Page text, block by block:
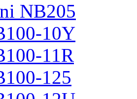
NB205
10Y
11R
125